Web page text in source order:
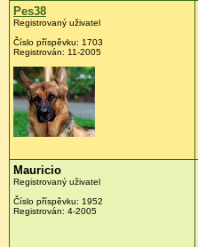
Pes38
Registrovaný uživatel
Číslo příspěvku: 1703
Registrován: 11-2005
Mauricio
Registrovaný uživatel
Číslo příspěvku: 1952
Registrován: 4-2005